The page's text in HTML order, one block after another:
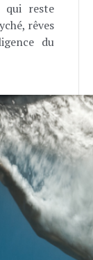
reste
rêves
du